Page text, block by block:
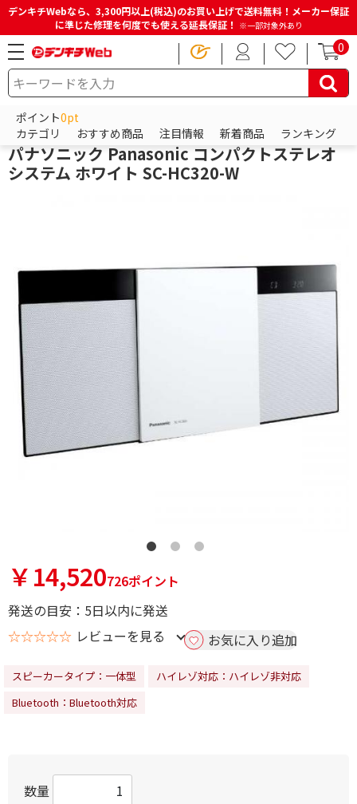
デンキチWebなら、3,300円以上(税込)のお買い上げで送料無料！メーカー保証
に準じた修理を何度でも使える延長保証！ ※一部対象外あり
0
ポイント0pt
カテゴリ
おすすめ商品 注目情報 新着商品 ランキング
HOME 商品一覧ページ オーディオ
パナソニック
パナソニック Panasonic コンパクトステレオ
システム ホワイト SC-HC320-W
￥14,520726ポイント
発送の目安：5日以内に発送
☆☆☆☆☆ レビューを見る お気に入り追加
スピーカータイプ：一体型
ハイレゾ対応：ハイレゾ非対応
Bluetooth：Bluetooth対応
数量